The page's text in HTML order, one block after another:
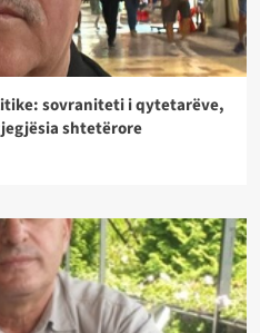
sovraniteti i qytetarëve,
shtetërore